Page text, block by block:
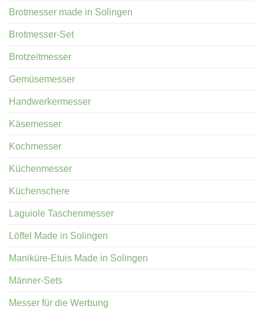
Brotmesser made in Solingen
Brotmesser-Set
Brotzeitmesser
Gemüsemesser
Handwerkermesser
Käsemesser
Kochmesser
Küchenmesser
Küchenschere
Laguiole Taschenmesser
Löffel Made in Solingen
Maniküre-Etuis Made in Solingen
Männer-Sets
Messer für die Werbung